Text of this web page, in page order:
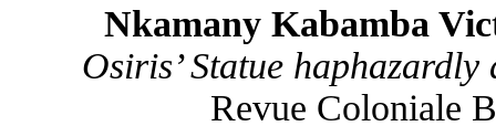
Nkamany Kabamba
Osiris’ Statue
Revue Coloniale